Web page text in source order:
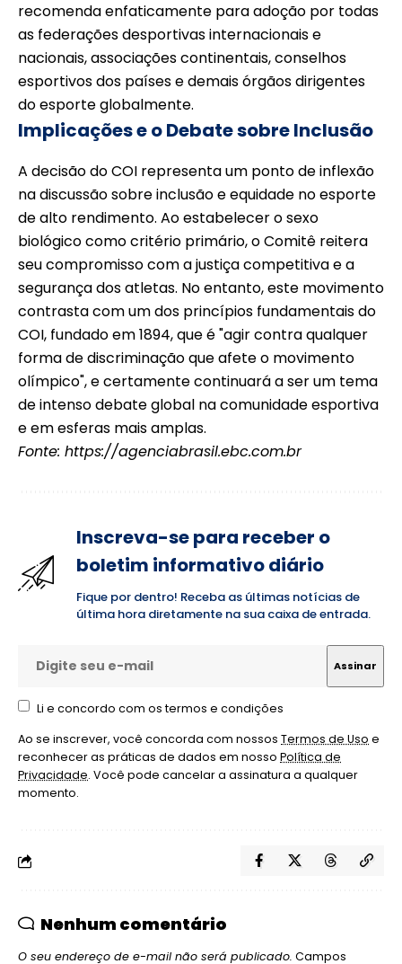
recomenda enfaticamente para adoção por todas
as federações desportivas internacionais e
nacionais, associações continentais, conselhos
esportivos dos países e demais órgãos dirigentes
do esporte globalmente.
Implicações e o Debate sobre Inclusão
A decisão do COI representa um ponto de inflexão
na discussão sobre inclusão e equidade no esporte
de alto rendimento. Ao estabelecer o sexo
biológico como critério primário, o Comitê reitera
seu compromisso com a justiça competitiva e a
segurança dos atletas. No entanto, este movimento
contrasta com um dos princípios fundamentais do
COI, fundado em 1894, que é "agir contra qualquer
forma de discriminação que afete o movimento
olímpico", e certamente continuará a ser um tema
de intenso debate global na comunidade esportiva
e em esferas mais amplas.
Fonte: https://agenciabrasil.ebc.com.br
Inscreva-se para receber o
boletim informativo diário
Fique por dentro! Receba as últimas notícias de
última hora diretamente na sua caixa de entrada.
Li e concordo com os termos e condições
Ao se inscrever, você concorda com nossos Termos de Uso e
reconhecer as práticas de dados em nosso Política de
Privacidade. Você pode cancelar a assinatura a qualquer
momento.
Nenhum comentário
O seu endereço de e-mail não será publicado. Campos